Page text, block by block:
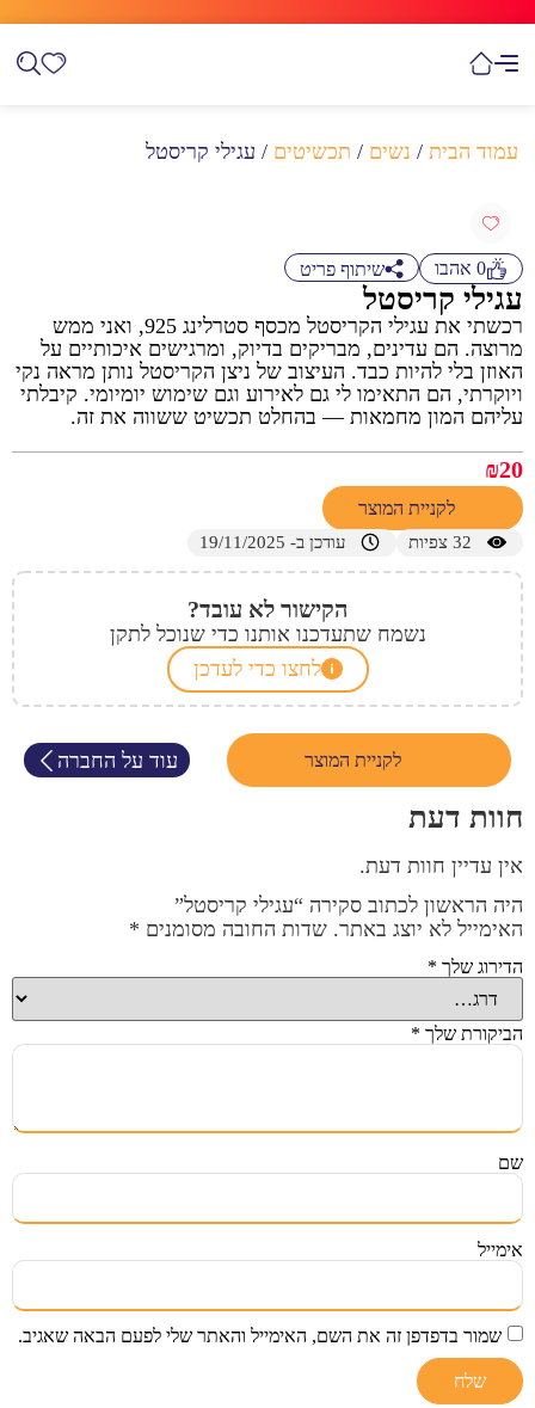
עמוד הבית / נשים / תכשיטים / עגילי קריסטל
0 אהבו שיתוף פריט
עגילי קריסטל
רכשתי את עגילי הקריסטל מכסף סטרלינג 925, ואני ממש
מרוצה. הם עדינים, מבריקים בדיוק, ומרגישים איכותיים על
האוזן בלי להיות כבד. העיצוב של ניצן הקריסטל נותן מראה נקי
ויוקרתי, הם התאימו לי גם לאירוע וגם שימוש יומיומי. קיבלתי
עליהם המון מחמאות — בהחלט תכשיט ששווה את זה.
₪20
לקניית המוצר
32 צפיות עודכן ב- 19/11/2025
הקישור לא עובד?
נשמח שתעדכנו אותנו כדי שנוכל לתקן
לחצו כדי לעדכן
לקניית המוצר עוד על החברה
חוות דעת
אין עדיין חוות דעת.
היה הראשון לכתוב סקירה “עגילי קריסטל”
האימייל לא יוצג באתר. שדות החובה מסומנים *
הדירוג שלך *
הביקורת שלך *
שם
אימייל
שמור בדפדפן זה את השם, האימייל והאתר שלי לפעם הבאה שאגיב.